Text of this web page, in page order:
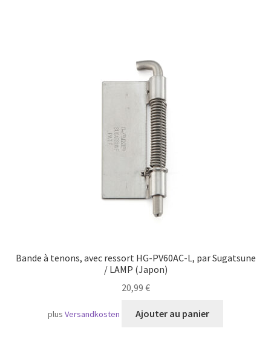
Bande à tenons, avec ressort HG-PV60AC-L, par Sugatsune
/ LAMP (Japon)
20,99 €
plusVersandkosten Ajouter au panier